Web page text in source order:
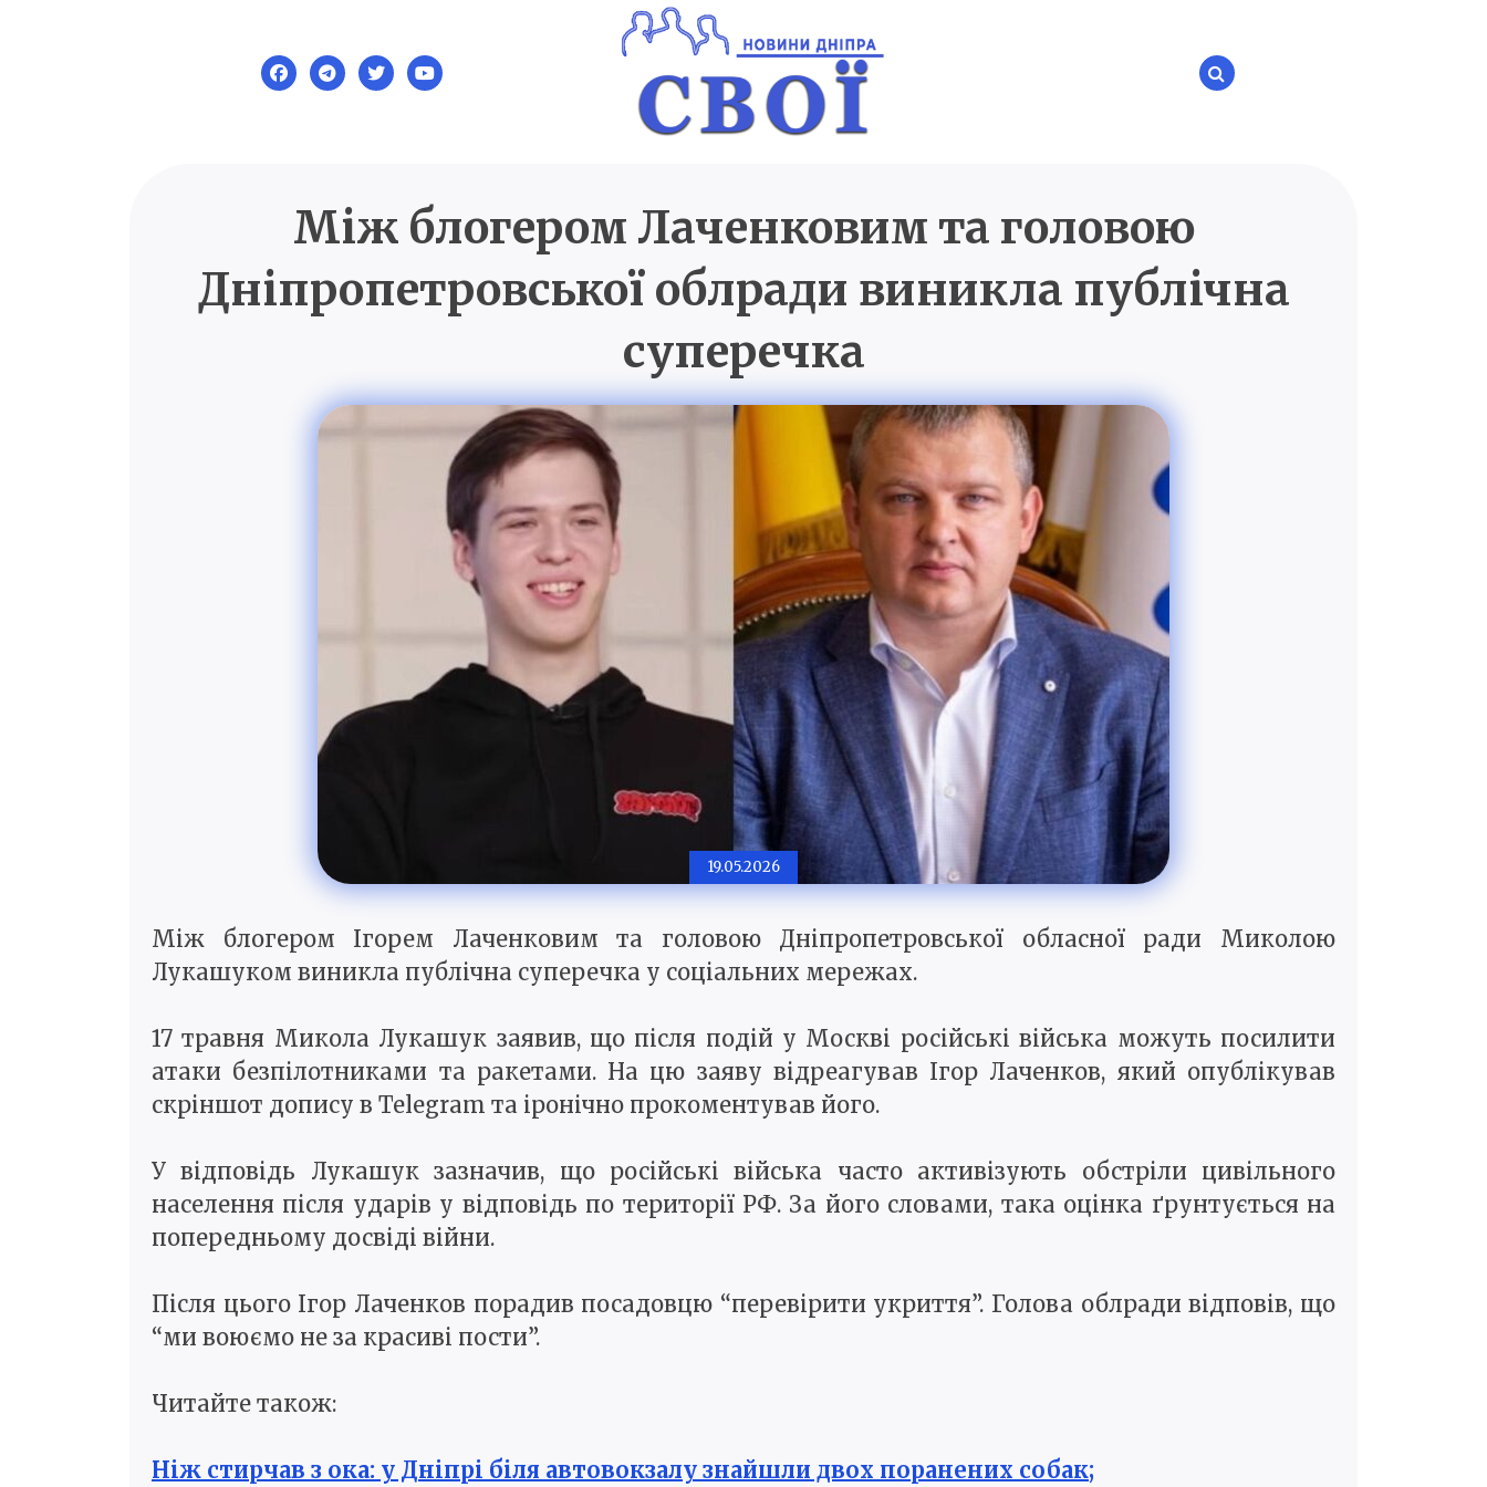
SVOI.DP.UA
Новини Дніпра
Між блогером Лаченковим та головою
Дніпропетровської облради виникла публічна
суперечка
19.05.2026
Між блогером Ігорем Лаченковим та головою Дніпропетровської обласної ради Миколою
Лукашуком виникла публічна суперечка у соціальних мережах.
17 травня Микола Лукашук заявив, що після подій у Москві російські війська можуть посилити
атаки безпілотниками та ракетами. На цю заяву відреагував Ігор Лаченков, який опублікував
скріншот допису в Telegram та іронічно прокоментував його.
У відповідь Лукашук зазначив, що російські війська часто активізують обстріли цивільного
населення після ударів у відповідь по території РФ. За його словами, така оцінка ґрунтується на
попередньому досвіді війни.
Після цього Ігор Лаченков порадив посадовцю “перевірити укриття”. Голова облради відповів, що
“ми воюємо не за красиві пости”.
Читайте також:
Ніж стирчав з ока: у Дніпрі біля автовокзалу знайшли двох поранених собак;